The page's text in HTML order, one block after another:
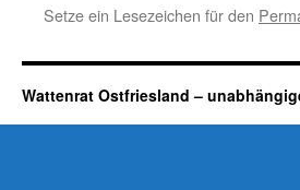
Setze ein Lesezeichen für den
Wattenrat Ostfriesland –